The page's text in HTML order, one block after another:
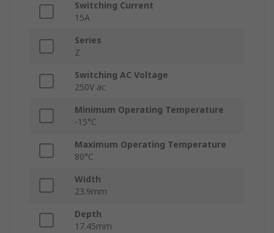
Switching Current
15A
Series
Z
Switching AC Voltage
250V ac
Minimum Operating Temperature
-15°C
Maximum Operating Temperature
80°C
Width
23.9mm
Depth
17.45mm